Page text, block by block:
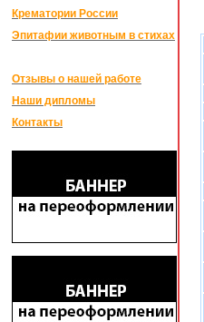
Крематории России
Эпитафии животным в стихах
Отзывы о нашей работе
Наши дипломы
Контакты